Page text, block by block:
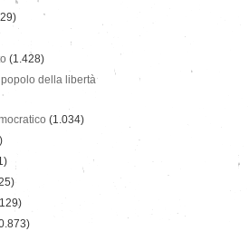
(1.428)
della libertà
(1.034)